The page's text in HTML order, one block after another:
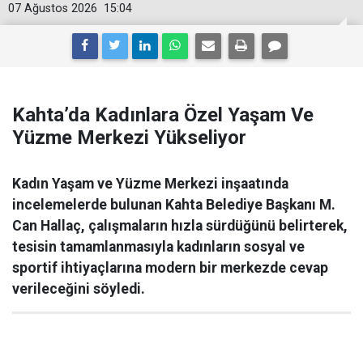
15:04
07 Ağustos 2026
Kahta’da Kadınlara Özel Yaşam Ve
Yüzme Merkezi Yükseliyor
Kadın Yaşam ve Yüzme Merkezi inşaatında
incelemelerde bulunan Kahta Belediye Başkanı M.
Can Hallaç, çalışmaların hızla sürdüğünü belirterek,
tesisin tamamlanmasıyla kadınların sosyal ve
sportif ihtiyaçlarına modern bir merkezde cevap
verileceğini söyledi.